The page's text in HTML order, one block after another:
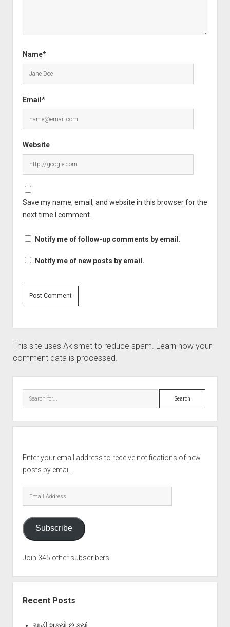
Name*
Email*
Website
Save my name, email, and website in this browser for the
next time I comment.
Notify me of follow-up comments by email.
Notify me of new posts by email.
This site uses Akismet to reduce spam. Learn how your
comment data is processed.
Search
Enter your email address to receive notifications of new
posts by email.
Email
Address
Subscribe
Join 345 other subscribers
Recent Posts